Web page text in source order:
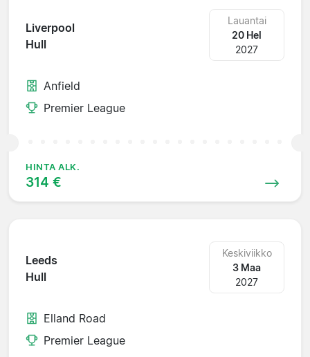
Liverpool
Hull
Lauantai
20 Hel
2027
Anfield
Premier League
HINTA ALK.
314 €
Leeds
Hull
Keskiviikko
3 Maa
2027
Elland Road
Premier League